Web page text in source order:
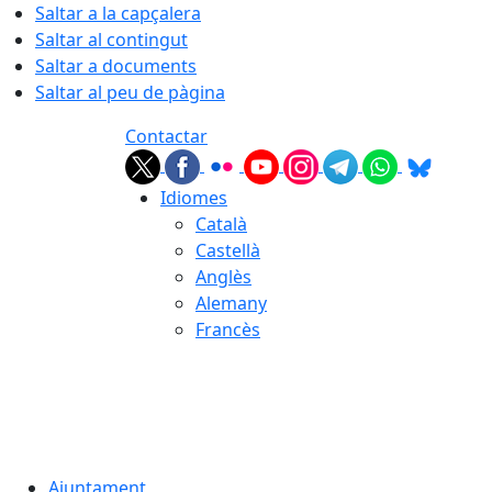
Saltar a la capçalera
Saltar al contingut
Saltar a documents
Saltar al peu de pàgina
Contactar
Idiomes
Català
Castellà
Anglès
Alemany
Francès